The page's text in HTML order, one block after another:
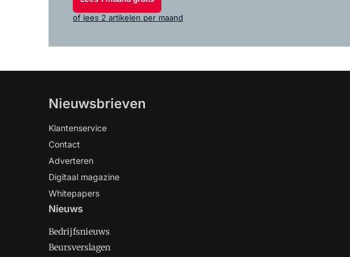
of lees 2 artikelen per maand
Nieuwsbrieven
Klantenservice
Contact
Adverteren
Digitaal magazine
Whitepapers
Nieuws
Bedrijfsnieuws
Beursverslagen